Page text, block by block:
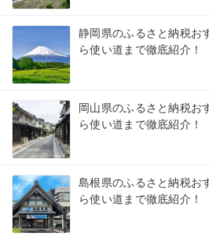
静岡県のふるさと納税お
ら使い道まで徹底紹介！
岡山県のふるさと納税お
ら使い道まで徹底紹介！
島根県のふるさと納税お
ら使い道まで徹底紹介！